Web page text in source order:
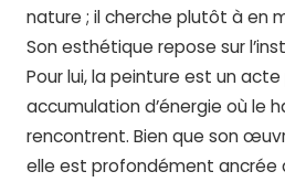
nature ; il cherche plutôt à en
Son esthétique repose sur
Pour lui, la peinture est un
accumulation d’énergie où le
rencontrent. Bien que son
elle est profondément ancrée